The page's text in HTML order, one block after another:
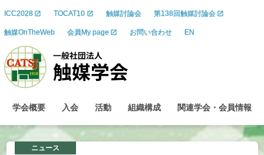
ICC2028 TOCAT10 触媒討論会 第138回触媒討論会
触媒OnTheWeb 会員My page お問い合わせ EN
学会概要 入会 活動 組織構成 関連学会 ・ 会員情報
ニュース